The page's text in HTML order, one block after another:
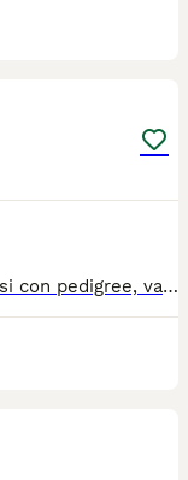
Cucciolo maschio di chihuahua di 5 mesi con pedigree, vaccini , microchip. Provincia di Lodi. Disponibile da subito, visibili anche i genitori.